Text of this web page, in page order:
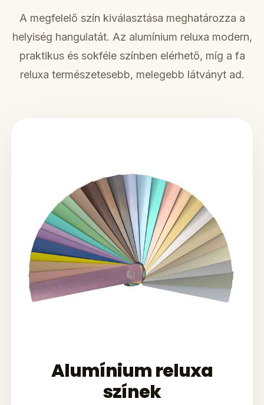
A megfelelő szín kiválasztása meghatározza a
helyiség hangulatát. Az alumínium reluxa modern,
praktikus és sokféle színben elérhető, míg a fa
reluxa természetesebb, melegebb látványt ad.
Alumínium reluxa
színek